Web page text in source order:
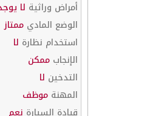
أمراض وراثية لا
الوضع المادي ممتاز
استخدام نظارة لا
الإنجاب ممكن
التدخين لا
المهنة موظف